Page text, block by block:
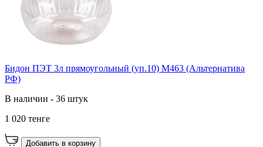
Бидон ПЭТ 3л прямоугольный (уп.10) М463 (Альтернатива
РФ)
В наличии - 36 штук
1 020 тенге
Добавить в корзину